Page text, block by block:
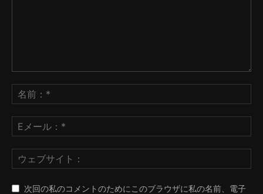
次回の私のコメントのためにこのブラウザに私の名前、電子